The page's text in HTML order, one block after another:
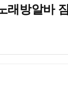
래방알바